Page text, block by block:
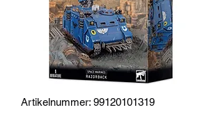
Artikelnummer: 99120101319